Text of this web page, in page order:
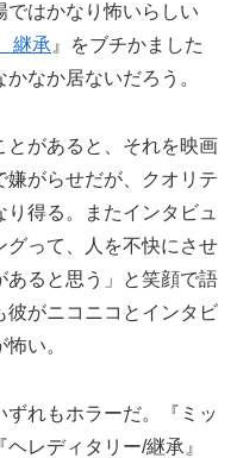
ではかなり怖いらしい
継承 』をブチかました
なか居ないだろう。
とがあると、それを映画
嫌がらせだが、クオリテ
得る。またインタビュ
グって、人を不快にさせ
あると思う」と笑顔で語
彼がニコニコとインタビ
い。
れもホラーだ。『ミッ
レディタリー/継承』